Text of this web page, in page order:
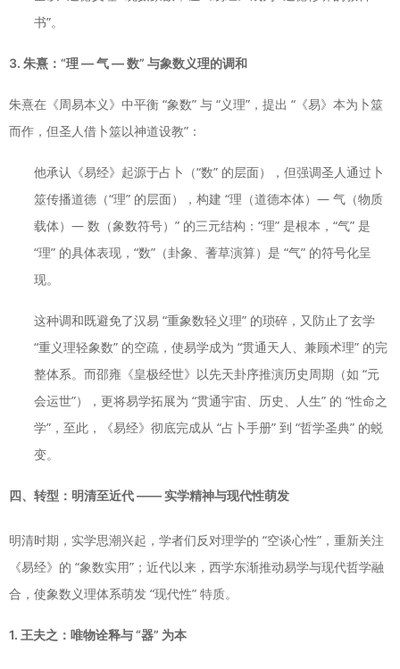
书”。
3. 朱熹：“理 — 气 — 数” 与象数义理的调和
朱熹在《周易本义》中平衡 “象数” 与 “义理”，提出 “《易》本为卜筮
而作，但圣人借卜筮以神道设教”：
他承认《易经》起源于占卜（“数” 的层面），但强调圣人通过卜
筮传播道德（“理” 的层面），构建 “理（道德本体）— 气（物质
载体）— 数（象数符号）” 的三元结构：“理” 是根本，“气” 是
“理” 的具体表现，“数”（卦象、蓍草演算）是 “气” 的符号化呈
现。
这种调和既避免了汉易 “重象数轻义理” 的琐碎，又防止了玄学
“重义理轻象数” 的空疏，使易学成为 “贯通天人、兼顾术理” 的完
整体系。而邵雍《皇极经世》以先天卦序推演历史周期（如 “元
会运世”），更将易学拓展为 “贯通宇宙、历史、人生” 的 “性命之
学”，至此，《易经》彻底完成从 “占卜手册” 到 “哲学圣典” 的蜕
变。
四、转型：明清至近代 —— 实学精神与现代性萌发
明清时期，实学思潮兴起，学者们反对理学的 “空谈心性”，重新关注
《易经》的 “象数实用”；近代以来，西学东渐推动易学与现代哲学融
合，使象数义理体系萌发 “现代性” 特质。
1. 王夫之：唯物诠释与 “器” 为本